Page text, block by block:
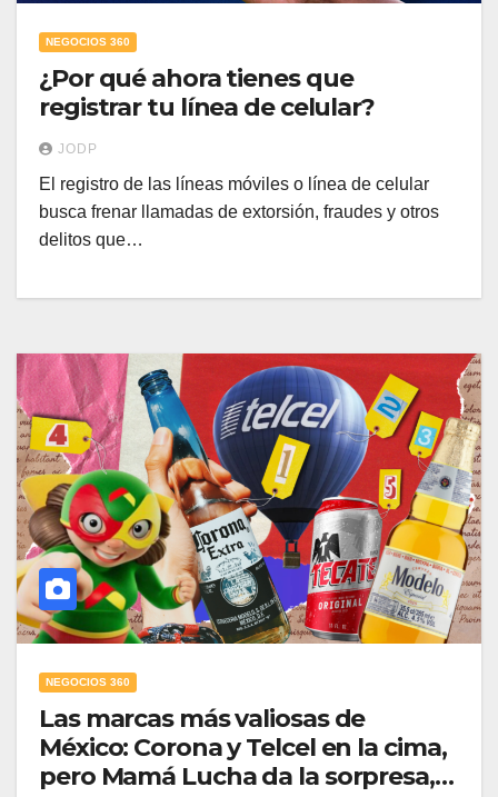
NEGOCIOS 360
¿Por qué ahora tienes que
registrar tu línea de celular?
JODP
El registro de las líneas móviles o línea de celular
busca frenar llamadas de extorsión, fraudes y otros
delitos que…
NEGOCIOS 360
Las marcas más valiosas de
México: Corona y Telcel en la cima,
pero Mamá Lucha da la sorpresa,